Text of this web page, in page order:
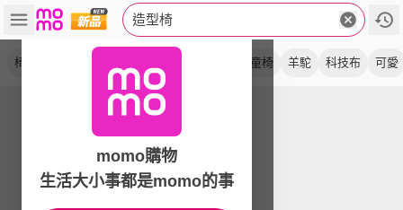
造型椅
椅凳 兒童椅 羊駝 科技布 可愛
momo購物
生活大小事都是momo的事